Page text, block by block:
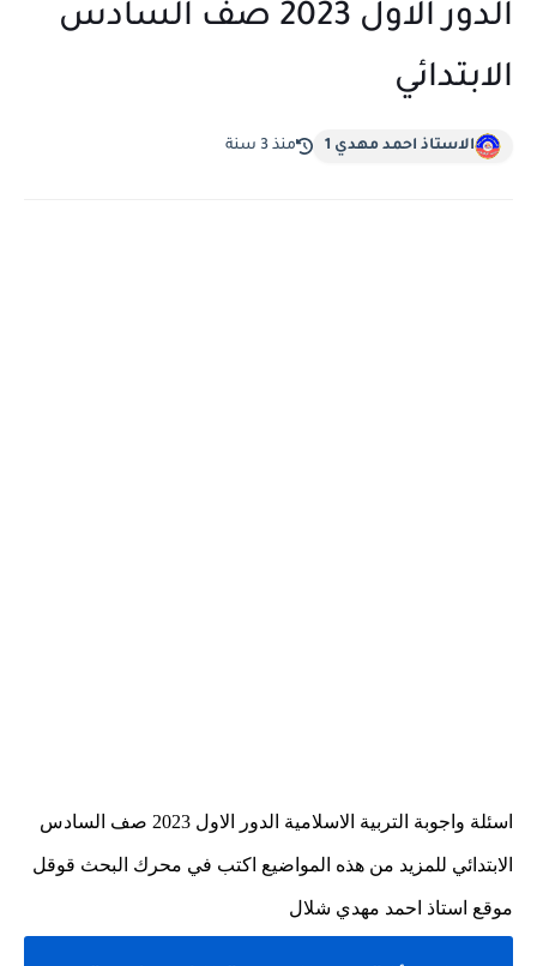
الدور الاول 2023 صف السادس
الابتدائي
الاستاذ احمد مهدي 1 منذ 3 سنة
اسئلة واجوبة التربية الاسلامية الدور الاول 2023 صف السادس
الابتدائي للمزيد من هذه المواضيع اكتب في محرك البحث قوقل
موقع استاذ احمد مهدي شلال